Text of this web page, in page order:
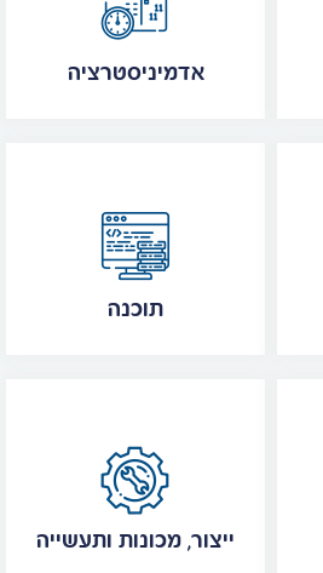
אדמיניסטרציה
תוכנה
ייצור, מכונות ותעשייה